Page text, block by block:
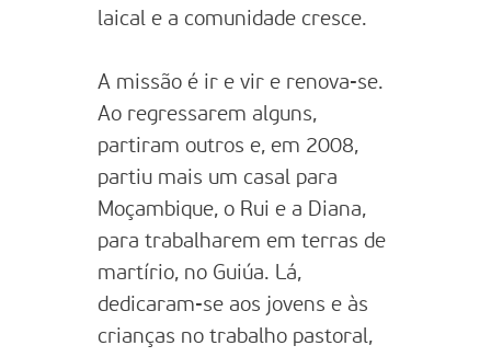
laical e a comunidade cresce.
A missão é ir e vir e renova-se.
Ao regressarem alguns,
partiram outros e, em 2008,
partiu mais um casal para
Moçambique, o Rui e a Diana,
para trabalharem em terras de
martírio, no Guiúa. Lá,
dedicaram-se aos jovens e às
crianças no trabalho pastoral,